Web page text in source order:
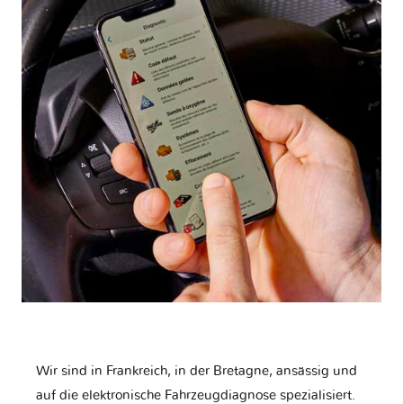
Wir sind in Frankreich, in der Bretagne, ansässig und
auf die elektronische Fahrzeugdiagnose spezialisiert.